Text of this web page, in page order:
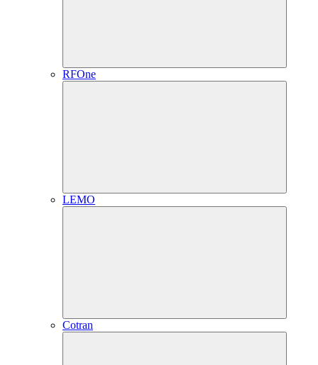
RFOne
LEMO
Cotran